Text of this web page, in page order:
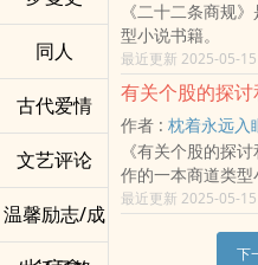
同人
古代爱情
文艺评论
温馨励志/成
《二十二条商规
型小说书籍。
最近更新 2025-05-15
有关个股的探
作者 : 枕着永远入
《有关个股的探
作的一本商道类型
最近更新 2025-05-15
下